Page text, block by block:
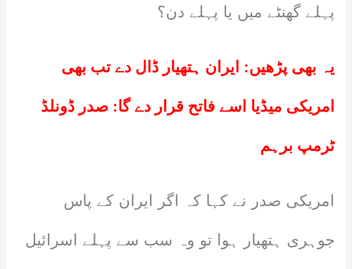
پہلے گھنٹے میں یا پہلے دن؟
یہ بھی پڑھیں: ایران ہتھیار ڈال دے تب بھی
امریکی میڈیا اسے فاتح قرار دے گا: صدر ڈونلڈ
ٹرمپ برہم
امریکی صدر نے کہا کہ اگر ایران کے پاس
جوہری ہتھیار ہوا تو وہ سب سے پہلے اسرائیل